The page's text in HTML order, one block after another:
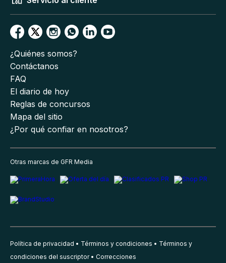
¿Quiénes somos?
Contáctanos
FAQ
El diario de hoy
Reglas de concursos
Mapa del sitio
¿Por qué confiar en nosotros?
Otras marcas de GFR Media
Política de privacidad Términos y condiciones
Términos y
condiciones del suscriptor
Correcciones